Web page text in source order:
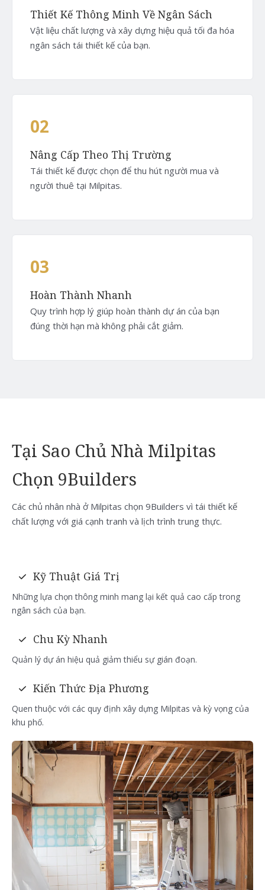
Thiết Kế Thông Minh Về Ngân Sách
Vật liệu chất lượng và xây dựng hiệu quả tối đa hóa
ngân sách tái thiết kế của bạn.
02
Nâng Cấp Theo Thị Trường
Tái thiết kế được chọn để thu hút người mua và
người thuê tại Milpitas.
03
Hoàn Thành Nhanh
Quy trình hợp lý giúp hoàn thành dự án của bạn
đúng thời hạn mà không phải cắt giảm.
Tại Sao Chủ Nhà Milpitas
Chọn 9Builders
Các chủ nhân nhà ở Milpitas chọn 9Builders vì tái thiết kế
chất lượng với giá cạnh tranh và lịch trình trung thực.
Kỹ Thuật Giá Trị
Những lựa chọn thông minh mang lại kết quả cao cấp trong
ngân sách của bạn.
Chu Kỳ Nhanh
Quản lý dự án hiệu quả giảm thiểu sự gián đoạn.
Kiến Thức Địa Phương
Quen thuộc với các quy định xây dựng Milpitas và kỳ vọng của
khu phố.